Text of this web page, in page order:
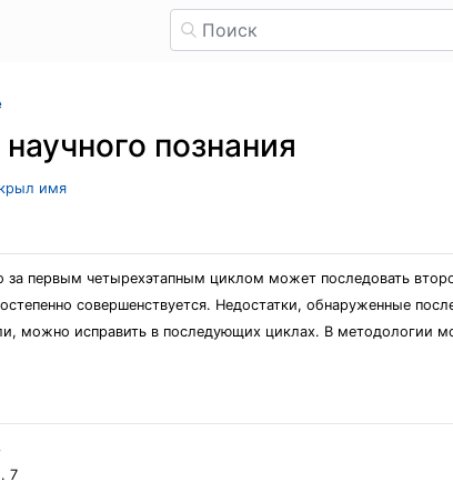
познания
имя
за первым четырехэтапным циклом может последовать
совершенствуется. Недостатки, обнаруженные
можно исправить в последующих циклах. В методологии
7